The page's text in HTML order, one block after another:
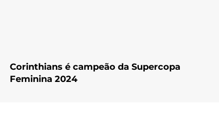
Corinthians é campeão da Supercopa
Feminina 2024